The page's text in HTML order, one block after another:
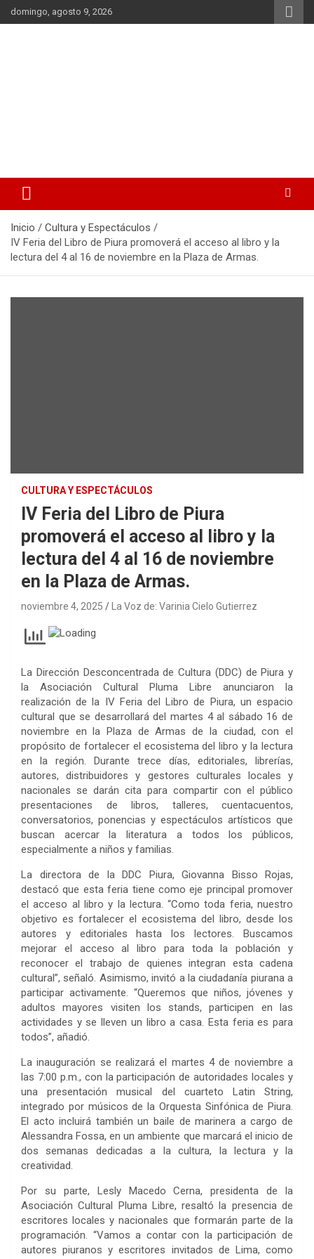
Saltar
al
domingo, agosto 9, 2026
Inicio
Cultura y Espectáculos
IV Feria del Libro de Piura promoverá el acceso al libro y la
lectura del 4 al 16 de noviembre en la Plaza de Armas.
CULTURA Y ESPECTÁCULOS
IV Feria del Libro de Piura
promoverá el acceso al libro y la
lectura del 4 al 16 de noviembre
en la Plaza de Armas.
noviembre 4, 2025 La Voz de: Varinia Cielo Gutierrez
La Dirección Desconcentrada de Cultura (DDC) de Piura y
la Asociación Cultural Pluma Libre anunciaron la
realización de la IV Feria del Libro de Piura, un espacio
cultural que se desarrollará del martes 4 al sábado 16 de
noviembre en la Plaza de Armas de la ciudad, con el
propósito de fortalecer el ecosistema del libro y la lectura
en la región. Durante trece días, editoriales, librerías,
autores, distribuidores y gestores culturales locales y
nacionales se darán cita para compartir con el público
presentaciones de libros, talleres, cuentacuentos,
conversatorios, ponencias y espectáculos artísticos que
buscan acercar la literatura a todos los públicos,
especialmente a niños y familias.
La directora de la DDC Piura, Giovanna Bisso Rojas,
destacó que esta feria tiene como eje principal promover
el acceso al libro y la lectura. “Como toda feria, nuestro
objetivo es fortalecer el ecosistema del libro, desde los
autores y editoriales hasta los lectores. Buscamos
mejorar el acceso al libro para toda la población y
reconocer el trabajo de quienes integran esta cadena
cultural”, señaló. Asimismo, invitó a la ciudadanía piurana a
participar activamente. “Queremos que niños, jóvenes y
adultos mayores visiten los stands, participen en las
actividades y se lleven un libro a casa. Esta feria es para
todos”, añadió.
La inauguración se realizará el martes 4 de noviembre a
las 7:00 p.m., con la participación de autoridades locales y
una presentación musical del cuarteto Latin String,
integrado por músicos de la Orquesta Sinfónica de Piura.
El acto incluirá también un baile de marinera a cargo de
Alessandra Fossa, en un ambiente que marcará el inicio de
dos semanas dedicadas a la cultura, la lectura y la
creatividad.
Por su parte, Lesly Macedo Cerna, presidenta de la
Asociación Cultural Pluma Libre, resaltó la presencia de
escritores locales y nacionales que formarán parte de la
programación. “Vamos a contar con la participación de
autores piuranos y escritores invitados de Lima, como